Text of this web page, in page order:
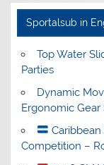
Sportalsub in
Top Water
Parties
Dynamic
Ergonomic
Competition –